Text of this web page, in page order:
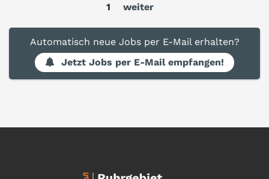
1 weiter
Automatisch neue Jobs per E-Mail erhalten?
Jetzt Jobs per E-Mail empfangen!